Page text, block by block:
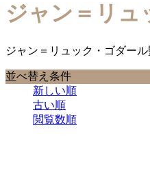
ジャン＝リュ
ジャン＝リュック・ゴダー
並べ替え条件
新しい順
古い順
閲覧数順